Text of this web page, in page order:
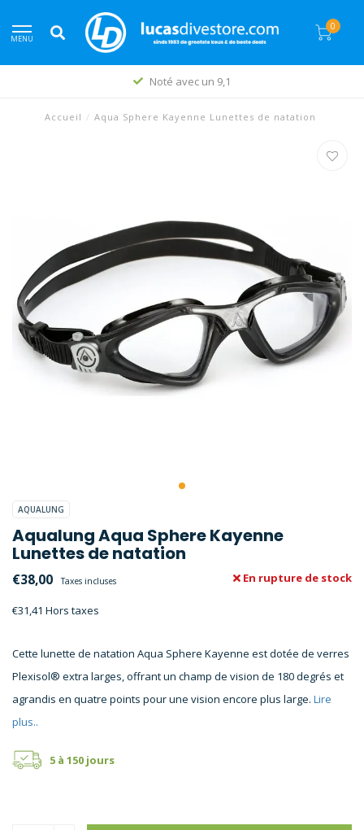
MENU
0
Noté avec un 9,1
Accueil / Aqua Sphere Kayenne Lunettes de natation
AQUALUNG
Aqualung Aqua Sphere Kayenne
Lunettes de natation
€38,00 Taxes incluses
€31,41 Hors taxes
En rupture de stock
Cette lunette de natation Aqua Sphere Kayenne est dotée de verres
Plexisol® extra larges, offrant un champ de vision de 180 degrés et
agrandis en quatre points pour une vision encore plus large. Lire
plus..
5 à 150 jours